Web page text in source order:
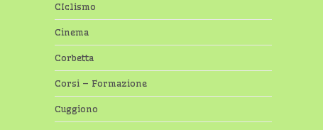
CIclismo
Cinema
Corbetta
Corsi – Formazione
Cuggiono